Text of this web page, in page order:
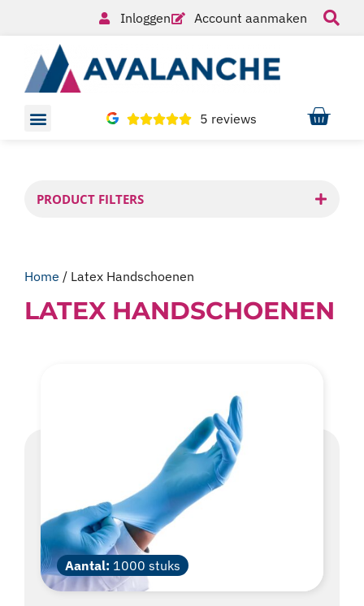
Inloggen Account aanmaken
5 reviews
PRODUCT FILTERS
Home / Latex Handschoenen
LATEX HANDSCHOENEN
Aantal: 1000 stuks